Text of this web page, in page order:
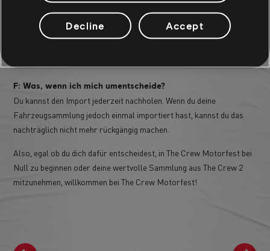
F: Wie viel kostet der Import der Fahrzeugsammlung?
F: Was, wenn ich mich umentscheide?
Du kannst den Import jederzeit nachholen. Wenn du deine
Fahrzeugsammlung jedoch einmal importiert hast, kannst du das
nachträglich nicht mehr rückgängig machen.
Also, egal ob du dich dafür entscheidest, in The Crew Motorfest bei
Null zu beginnen oder deine wertvolle Sammlung aus The Crew 2
mitzunehmen, willkommen bei The Crew Motorfest!
Decline Accept